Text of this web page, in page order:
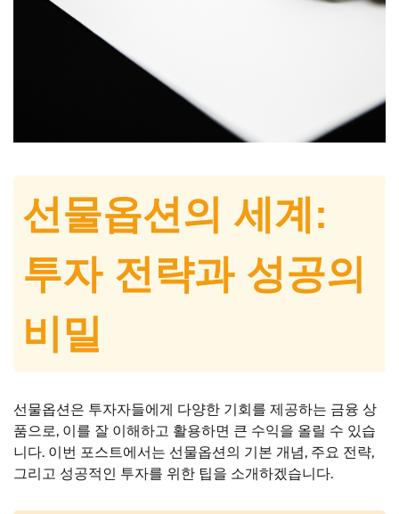
선물옵션의 세계:
투자 전략과 성공의
비밀
선물옵션은 투자자들에게 다양한 기회를 제공하는 금융 상
품으로, 이를 잘 이해하고 활용하면 큰 수익을 올릴 수 있습
니다. 이번 포스트에서는 선물옵션의 기본 개념, 주요 전략,
그리고 성공적인 투자를 위한 팁을 소개하겠습니다.